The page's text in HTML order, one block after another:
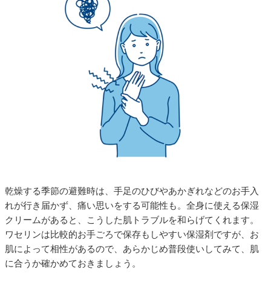
乾燥する季節の避難時は、手足のひびやあかぎれなどのお手入
れが行き届かず、痛い思いをする可能性も。全身に使える保湿
クリームがあると、こうした肌トラブルを和らげてくれます。
ワセリンは比較的お手ごろで保存もしやすい保湿剤ですが、お
肌によって相性があるので、あらかじめ普段使いしてみて、肌
に合うか確かめておきましょう。